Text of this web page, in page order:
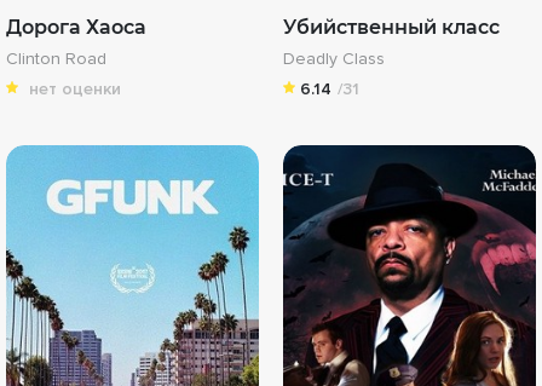
Дорога Хаоса
Clinton Road
нет оценки
Убийственный класс
Deadly Class
6.14 /31